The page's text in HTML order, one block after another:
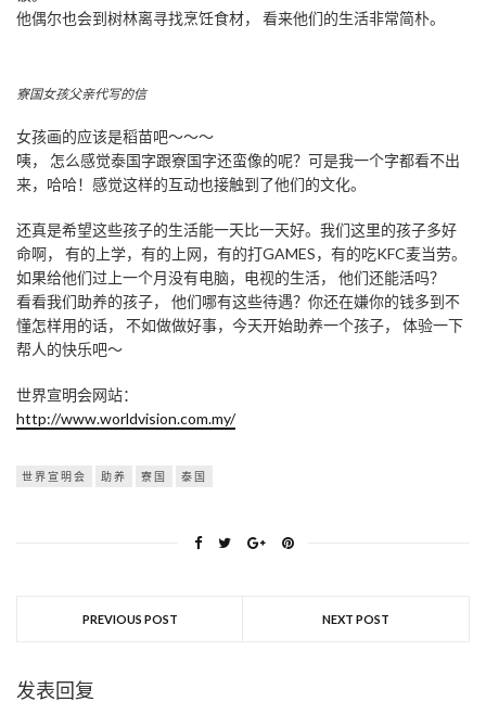
他偶尔也会到树林离寻找烹饪食材， 看来他们的生活非常简朴。
寮国女孩父亲代写的信
女孩画的应该是稻苗吧～～～
咦， 怎么感觉泰国字跟寮国字还蛮像的呢？可是我一个字都看不出
来，哈哈！感觉这样的互动也接触到了他们的文化。
还真是希望这些孩子的生活能一天比一天好。我们这里的孩子多好
命啊， 有的上学，有的上网，有的打GAMES，有的吃KFC麦当劳。
如果给他们过上一个月没有电脑，电视的生活， 他们还能活吗？
看看我们助养的孩子， 他们哪有这些待遇？你还在嫌你的钱多到不
懂怎样用的话， 不如做做好事，今天开始助养一个孩子， 体验一下
帮人的快乐吧～
世界宣明会网站：
http://www.worldvision.com.my/
世界宣明会 助养 寮国 泰国
PREVIOUS POST NEXT POST
发表回复